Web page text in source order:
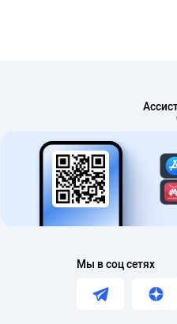
Мы в соц сетях